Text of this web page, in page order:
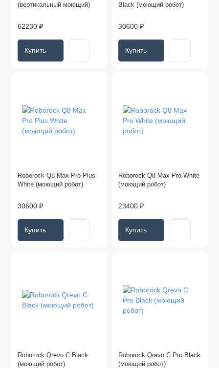
(вертикальный моющий)
62230 ₽
Купить
Black (моющий робот)
30600 ₽
Купить
Roborock Q8 Max Pro Plus
White (моющий робот)
30600 ₽
Купить
Roborock Q8 Max Pro White
(моющий робот)
23400 ₽
Купить
Roborock Qrevo C Black
(моющий робот)
Roborock Qrevo C Pro Black
(моющий робот)